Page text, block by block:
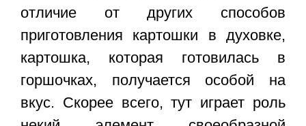
отличие от других способов
приготовления картошки в духовке,
картошка, которая готовилась в
горшочках, получается особой на
вкус. Скорее всего, тут играет роль